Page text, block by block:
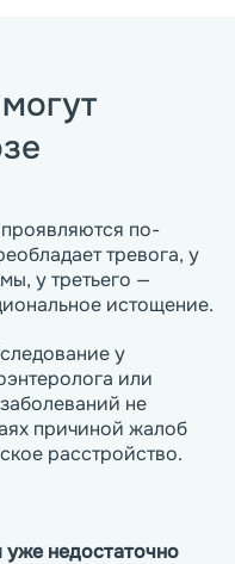
по-
тревога, у
у третьего —
истощение.
у
или
не
причиной жалоб
расстройство.
уже недостаточно